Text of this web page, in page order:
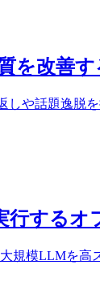
を改善
しや話題逸
行するオ
規模LLMを